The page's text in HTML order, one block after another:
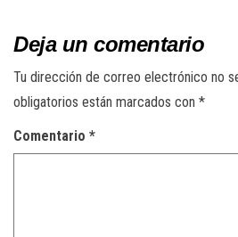
Deja un comentario
Tu dirección de correo electrónico no
obligatorios están marcados con *
Comentario *